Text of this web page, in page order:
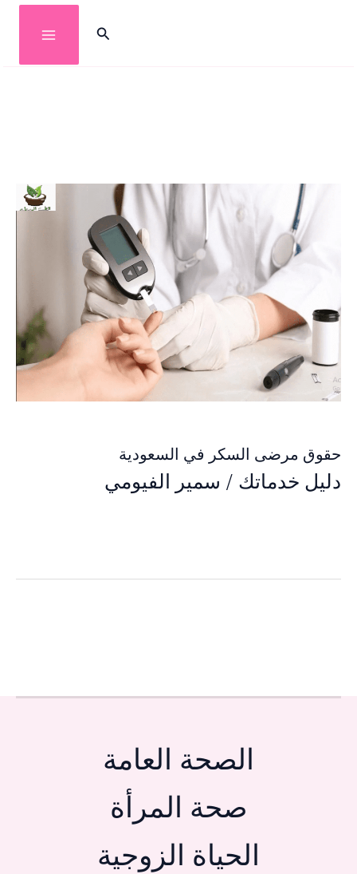
البحث
حقوق مرضى السكر في السعودية
دليل خدماتك / سمير الفيومي
الصحة العامة
صحة المرأة
الحياة الزوجية